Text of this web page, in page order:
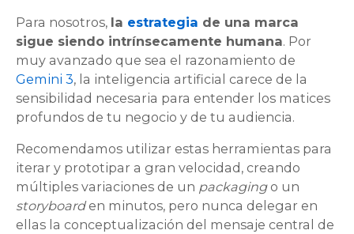
Para nosotros, la estrategia de una marca
sigue siendo intrínsecamente humana. Por
muy avanzado que sea el razonamiento de
Gemini 3, la inteligencia artificial carece de la
sensibilidad necesaria para entender los matices
profundos de tu negocio y de tu audiencia.
Recomendamos utilizar estas herramientas para
iterar y prototipar a gran velocidad, creando
múltiples variaciones de un packagingo un
storyboarden minutos, pero nunca delegar en
ellas la conceptualización del mensaje central de